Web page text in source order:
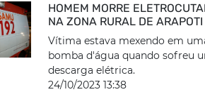
HOMEM MORRE
NA ZONA RURAL DE ARAPOTI
Vítima estava mexendo em
bomba d'água quando sofreu
descarga elétrica.
24/10/2023 13:38